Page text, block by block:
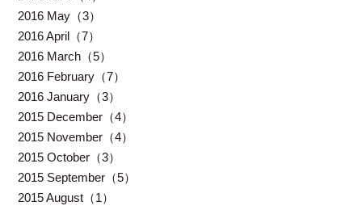
2016 May（3）
2016 April（7）
2016 March（5）
2016 February（7）
2016 January（3）
2015 December（4）
2015 November（4）
2015 October（3）
2015 September（5）
2015 August（1）